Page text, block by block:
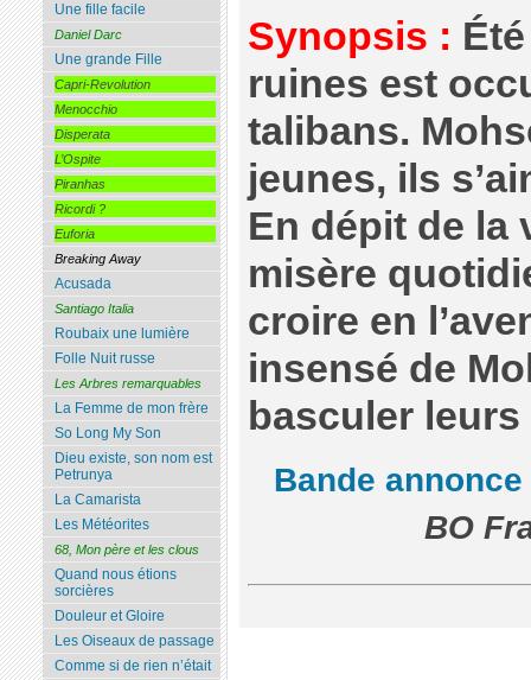
Synopsis :
ruines est
talibans.
jeunes, ils
En dépit de la
misère
croire en
insensé de
basculer leurs
Bande annonce
BO
Une fille facile
Daniel Darc
Une grande Fille
Capri-Revolution
Menocchio
Disperata
L’Ospite
Piranhas
Ricordi ?
Euforia
Breaking Away
Acusada
Santiago Italia
Roubaix une lumière
Folle Nuit russe
Les Arbres remarquables
La Femme de mon frère
So Long My Son
Dieu existe, son nom est
Petrunya
La Camarista
Les Météorites
68, Mon père et les clous
Quand nous étions
sorcières
Douleur et Gloire
Les Oiseaux de passage
Comme si de rien n’était